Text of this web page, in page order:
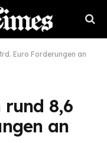
Euro Forderungen an
8,6
an